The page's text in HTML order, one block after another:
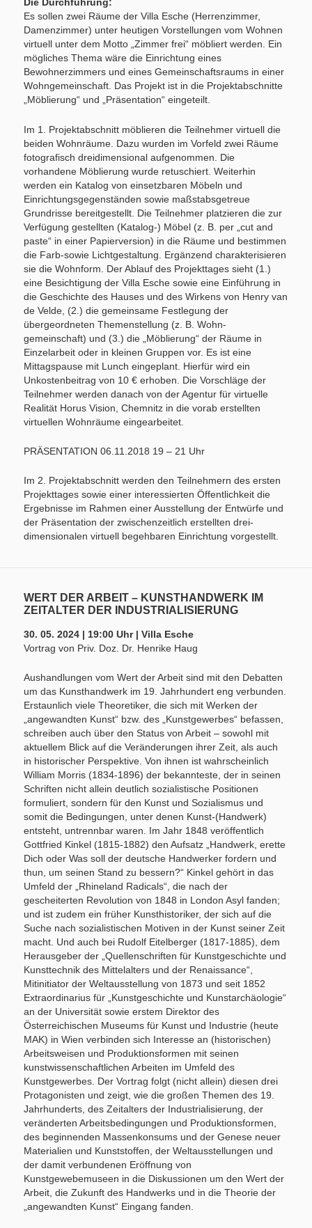
Die Durchführung:
Es sollen zwei Räume der Villa Esche (Herrenzimmer,
Damenzimmer) unter heutigen Vorstellungen vom Wohnen
virtuell unter dem Motto „Zimmer frei“ möbliert werden. Ein
mögliches Thema wäre die Einrichtung eines
Bewohnerzimmers und eines Gemeinschaftsraums in einer
Wohngemeinschaft. Das Projekt ist in die Projektabschnitte
„Möblierung“ und „Präsentation“ eingeteilt.
Im 1. Projektabschnitt möblieren die Teilnehmer virtuell die
beiden Wohnräume. Dazu wurden im Vorfeld zwei Räume
fotografisch dreidimensional aufgenommen. Die
vorhandene Möblierung wurde retuschiert. Weiterhin
werden ein Katalog von einsetzbaren Möbeln und
Einrichtungsgegenständen sowie maßstabsgetreue
Grundrisse bereitgestellt. Die Teilnehmer platzieren die zur
Verfügung gestellten (Katalog-) Möbel (z. B. per „cut and
paste“ in einer Papierversion) in die Räume und bestimmen
die Farb-sowie Lichtgestaltung. Ergänzend charakterisieren
sie die Wohnform. Der Ablauf des Projekttages sieht (1.)
eine Besichtigung der Villa Esche sowie eine Einführung in
die Geschichte des Hauses und des Wirkens von Henry van
de Velde, (2.) die gemeinsame Festlegung der
übergeordneten Themenstellung (z. B. Wohn-
gemeinschaft) und (3.) die „Möblierung“ der Räume in
Einzelarbeit oder in kleinen Gruppen vor. Es ist eine
Mittagspause mit Lunch eingeplant. Hierfür wird ein
Unkostenbeitrag von 10 € erhoben. Die Vorschläge der
Teilnehmer werden danach von der Agentur für virtuelle
Realität Horus Vision, Chemnitz in die vorab erstellten
virtuellen Wohnräume eingearbeitet.
PRÄSENTATION 06.11.2018 19 – 21 Uhr
Im 2. Projektabschnitt werden den Teilnehmern des ersten
Projekttages sowie einer interessierten Öffentlichkeit die
Ergebnisse im Rahmen einer Ausstellung der Entwürfe und
der Präsentation der zwischenzeitlich erstellten drei-
dimensionalen virtuell begehbaren Einrichtung vorgestellt.
WERT DER ARBEIT – KUNSTHANDWERK IM
ZEITALTER DER INDUSTRIALISIERUNG
30. 05. 2024 | 19:00 Uhr | Villa Esche
Vortrag von Priv. Doz. Dr. Henrike Haug
Aushandlungen vom Wert der Arbeit sind mit den Debatten
um das Kunsthandwerk im 19. Jahrhundert eng verbunden.
Erstaunlich viele Theoretiker, die sich mit Werken der
„angewandten Kunst“ bzw. des „Kunstgewerbes“ befassen,
schreiben auch über den Status von Arbeit – sowohl mit
aktuellem Blick auf die Veränderungen ihrer Zeit, als auch
in historischer Perspektive. Von ihnen ist wahrscheinlich
William Morris (1834-1896) der bekannteste, der in seinen
Schriften nicht allein deutlich sozialistische Positionen
formuliert, sondern für den Kunst und Sozialismus und
somit die Bedingungen, unter denen Kunst-(Handwerk)
entsteht, untrennbar waren. Im Jahr 1848 veröffentlich
Gottfried Kinkel (1815-1882) den Aufsatz „Handwerk, erette
Dich oder Was soll der deutsche Handwerker fordern und
thun, um seinen Stand zu bessern?“ Kinkel gehört in das
Umfeld der „Rhineland Radicals“, die nach der
gescheiterten Revolution von 1848 in London Asyl fanden;
und ist zudem ein früher Kunsthistoriker, der sich auf die
Suche nach sozialistischen Motiven in der Kunst seiner Zeit
macht. Und auch bei Rudolf Eitelberger (1817-1885), dem
Herausgeber der „Quellenschriften für Kunstgeschichte und
Kunsttechnik des Mittelalters und der Renaissance“,
Mitinitiator der Weltausstellung von 1873 und seit 1852
Extraordinarius für „Kunstgeschichte und Kunstarchäologie“
an der Universität sowie erstem Direktor des
Österreichischen Museums für Kunst und Industrie (heute
MAK) in Wien verbinden sich Interesse an (historischen)
Arbeitsweisen und Produktionsformen mit seinen
kunstwissenschaftlichen Arbeiten im Umfeld des
Kunstgewerbes. Der Vortrag folgt (nicht allein) diesen drei
Protagonisten und zeigt, wie die großen Themen des 19.
Jahrhunderts, des Zeitalters der Industrialisierung, der
veränderten Arbeitsbedingungen und Produktionsformen,
des beginnenden Massenkonsums und der Genese neuer
Materialien und Kunststoffen, der Weltausstellungen und
der damit verbundenen Eröffnung von
Kunstgewebemuseen in die Diskussionen um den Wert der
Arbeit, die Zukunft des Handwerks und in die Theorie der
„angewandten Kunst“ Eingang fanden.